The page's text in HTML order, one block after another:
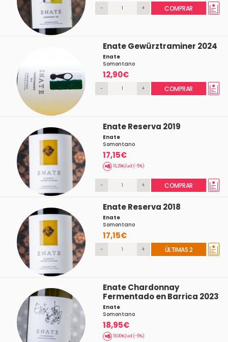
- + COMPRAR
Enate Gewürztraminer 2024
Enate
Somontano
12,90€
- + COMPRAR
Enate Reserva 2019
Enate
Somontano
17,15€
16,29€/ud (-5%)
- + COMPRAR
Enate Reserva 2018
Enate
Somontano
17,15€
- + ÚLTIMAS 2
Enate Chardonnay
Fermentado en Barrica 2023
Enate
Somontano
18,95€
18,00€/ud (-5%)